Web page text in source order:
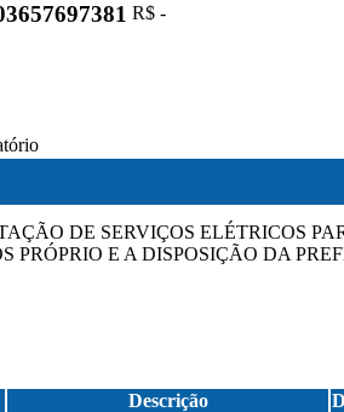
R$ -
DE SERVIÇOS ELÉTRICOS
PRÓPRIO E A DISPOSIÇÃO DA
Descrição